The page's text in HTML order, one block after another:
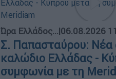
Ώρα Ελλάδος...|06.08.2026
Σ. Παπασταύρου: Νέα
καλώδιο Ελλάδας -
συμφωνία με τη